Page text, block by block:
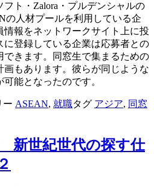
ト・Zalora・プルデンシャルの
の人材プールを利用している企
報をネットワークサイト上に投
登録している企業は応募者との
できます。同窓生で集まるための
もあります。彼らが同じような
能となったのです。
ー ASEAN, 就職タグ アジア, 同窓
新世紀世代の探す仕